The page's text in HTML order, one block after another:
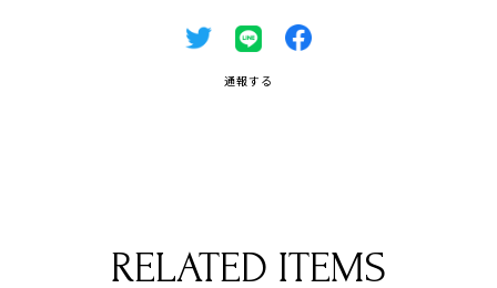
通報する
RELATED ITEMS